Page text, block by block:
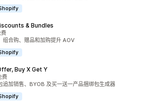
& Bundles
）
组合购、赠品和加购提升 AOV
Buy X Get Y
）
费
追加销售、BYOB 及买一送一产品捆绑包生成器